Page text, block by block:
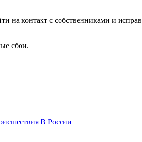
на контакт с собственниками и
сбои.
В России